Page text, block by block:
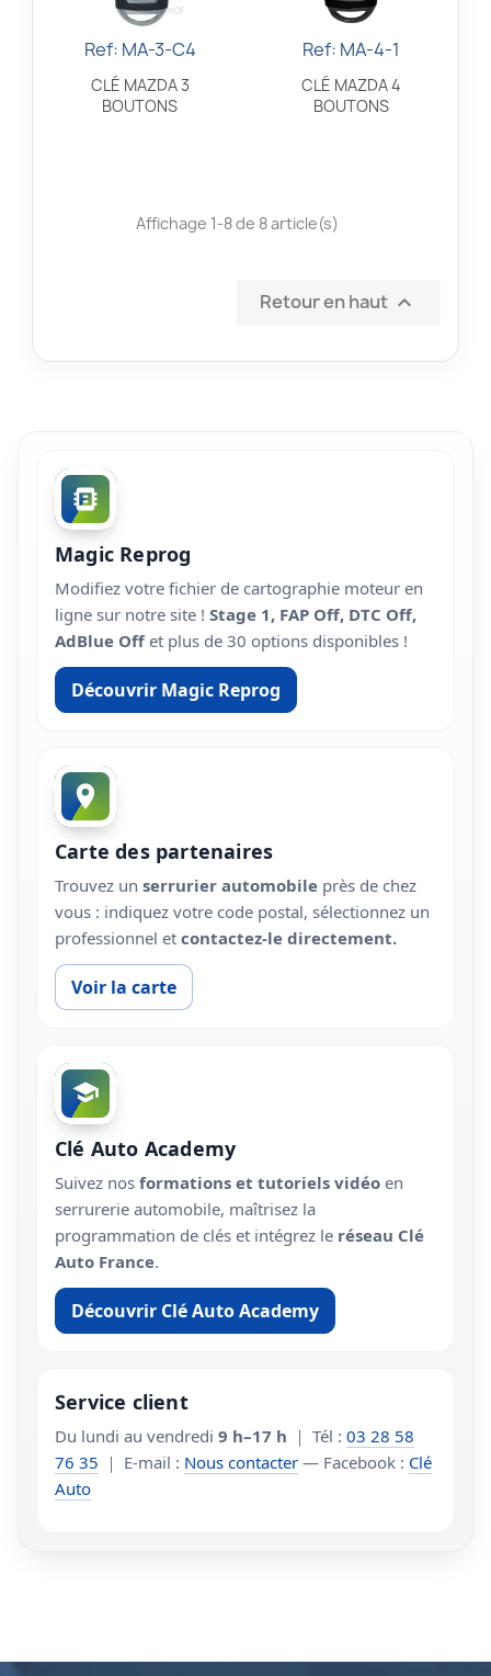
Aperçu rapide
Ref: MA-3-C4
CLÉ MAZDA 3
BOUTONS
Aperçu rapide
Ref: MA-4-1
CLÉ MAZDA 4
BOUTONS
Affichage 1-8 de 8 article(s)
Retour en haut 
Magic Reprog
Modifiez votre fichier de cartographie moteur en
ligne sur notre site ! Stage 1, FAP Off, DTC Off,
AdBlue Off et plus de 30 options disponibles !
Découvrir Magic Reprog
Carte des partenaires
Trouvez un serrurier automobile près de chez
vous : indiquez votre code postal, sélectionnez un
professionnel et contactez-le directement.
Voir la carte
Clé Auto Academy
Suivez nos formations et tutoriels vidéo en
serrurerie automobile, maîtrisez la
programmation de clés et intégrez le réseau Clé
Auto France.
Découvrir Clé Auto Academy
Service client
Du lundi au vendredi 9 h–17 h ｜ Tél : 03 28 58
76 35 ｜ E-mail : Nous contacter — Facebook : Clé
Auto